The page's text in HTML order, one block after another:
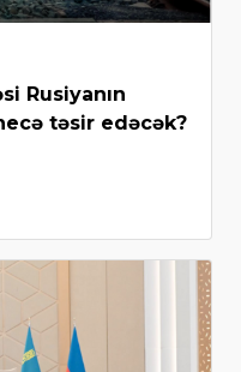
Rusiyanın
təsir edəcək?